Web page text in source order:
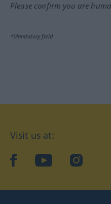
Please confirm you are
*Mandatory field
Visit us at:
facebookYouTubeInstagram